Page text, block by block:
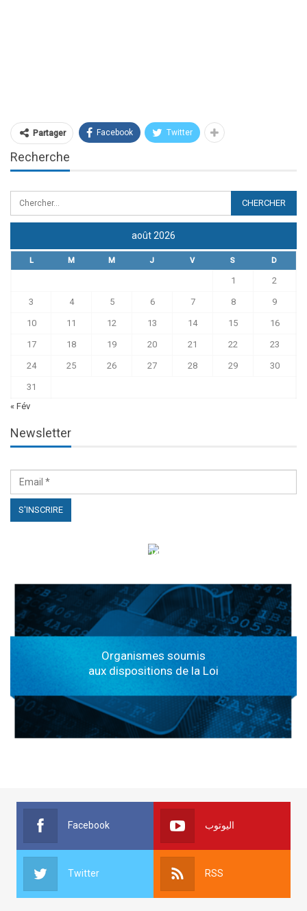
Partager Facebook Twitter
Recherche
août 2026
L M M J V S D
1 2
3 4 5 6 7 8 9
10 11 12 13 14 15 16
17 18 19 20 21 22 23
24 25 26 27 28 29 30
31
« Fév
Newsletter
الهياكل الخاضعة لقانون النفاذ إلى المعلومة
Organismes soumis
aux dispositions de la Loi
Facebook اليوتوب
Twitter RSS